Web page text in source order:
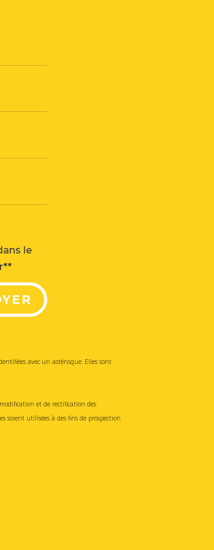
le
avec un astérisque. Elles sont
et de rectification des
soient utilisées à des fins de prospection